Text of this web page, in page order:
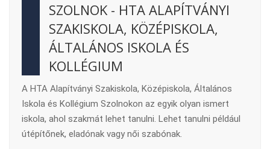
SZOLNOK - HTA ALAPÍTVÁNYI
SZAKISKOLA, KÖZÉPISKOLA,
ÁLTALÁNOS ISKOLA ÉS
KOLLÉGIUM
A HTA Alapítványi Szakiskola, Középiskola, Általános
Iskola és Kollégium Szolnokon az egyik olyan ismert
iskola, ahol szakmát lehet tanulni. Lehet tanulni például
útépítőnek, eladónak vagy női szabónak.